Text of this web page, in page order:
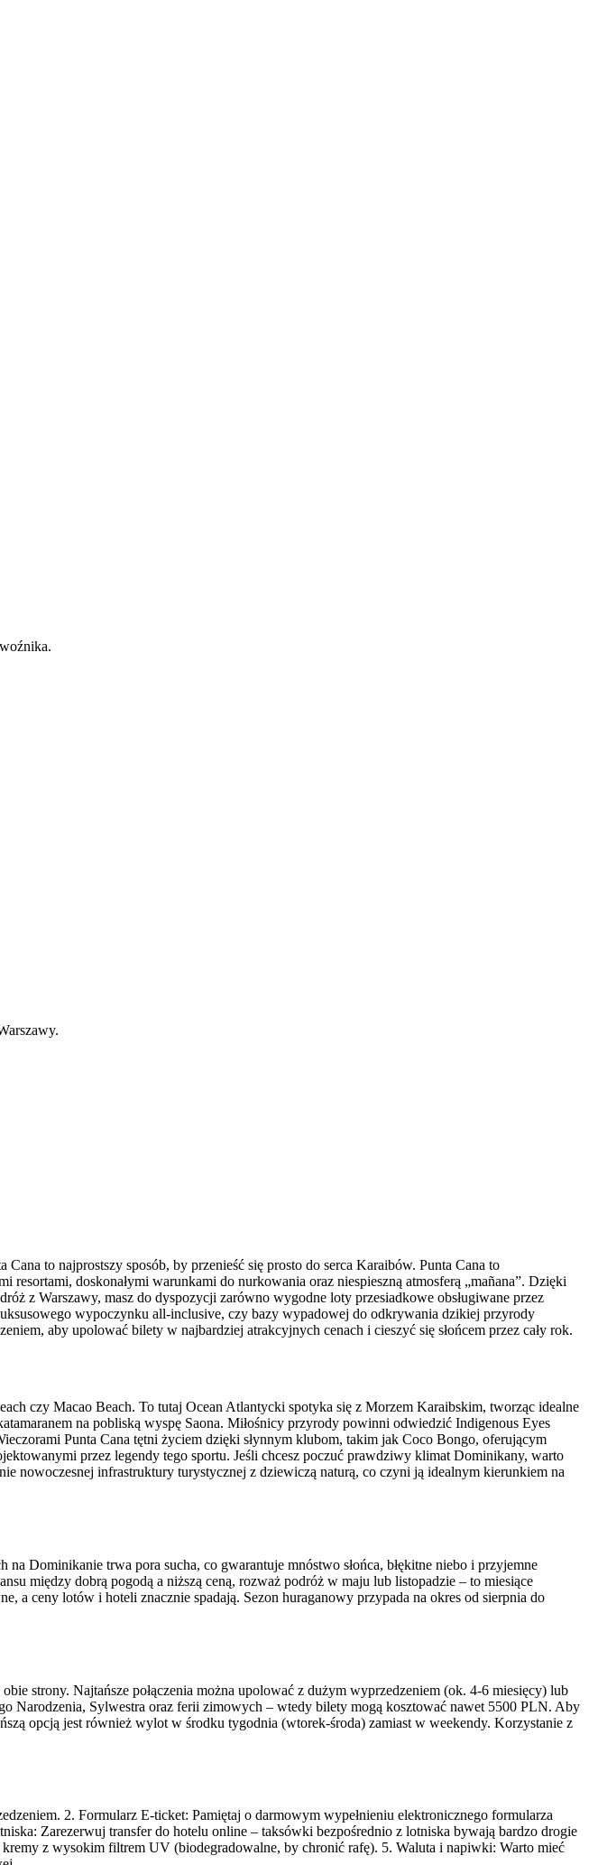
to najprostszy sposób, by przenieść się prosto do serca Karaibów. Punta Cana to
doskonałymi warunkami do nurkowania oraz niespieszną atmosferą „mañana”. Dzięki
z Warszawy, masz do dyspozycji zarówno wygodne loty przesiadkowe obsługiwane przez
wypoczynku all-inclusive, czy bazy wypadowej do odkrywania dzikiej przyrody
aby upolować bilety w najbardziej atrakcyjnych cenach i cieszyć się słońcem przez cały rok.
czy Macao Beach. To tutaj Ocean Atlantycki spotyka się z Morzem Karaibskim, tworząc idealne
na pobliską wyspę Saona. Miłośnicy przyrody powinni odwiedzić Indigenous Eyes
Punta Cana tętni życiem dzięki słynnym klubom, takim jak Coco Bongo, oferującym
przez legendy tego sportu. Jeśli chcesz poczuć prawdziwy klimat Dominikany, warto
nowoczesnej infrastruktury turystycznej z dziewiczą naturą, co czyni ją idealnym kierunkiem na
Dominikanie trwa pora sucha, co gwarantuje mnóstwo słońca, błękitne niebo i przyjemne
między dobrą pogodą a niższą ceną, rozważ podróż w maju lub listopadzie – to miesiące
a ceny lotów i hoteli znacznie spadają. Sezon huraganowy przypada na okres od sierpnia do
strony. Najtańsze połączenia można upolować z dużym wyprzedzeniem (ok. 4-6 miesięcy) lub
Narodzenia, Sylwestra oraz ferii zimowych – wtedy bilety mogą kosztować nawet 5500 PLN. Aby
opcją jest również wylot w środku tygodnia (wtorek-środa) zamiast w weekendy. Korzystanie z
2. Formularz E-ticket: Pamiętaj o darmowym wypełnieniu elektronicznego formularza
Zarezerwuj transfer do hotelu online – taksówki bezpośrednio z lotniska bywają bardzo drogie
z wysokim filtrem UV (biodegradowalne, by chronić rafę). 5. Waluta i napiwki: Warto mieć